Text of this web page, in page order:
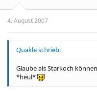
4. August 2007
Quakle schrieb:
Glaube als Starkoch
*heul*